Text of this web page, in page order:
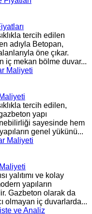
tercih edilen
adıyla Betopan,
öne çıkar.
iç mekan bölme duvar...
tercih edilen,
yapı
sayesinde hem
genel yükünü...
yalıtımı ve kolay
yapıların
Gazbeton olarak da
olmayan iç duvarlarda...